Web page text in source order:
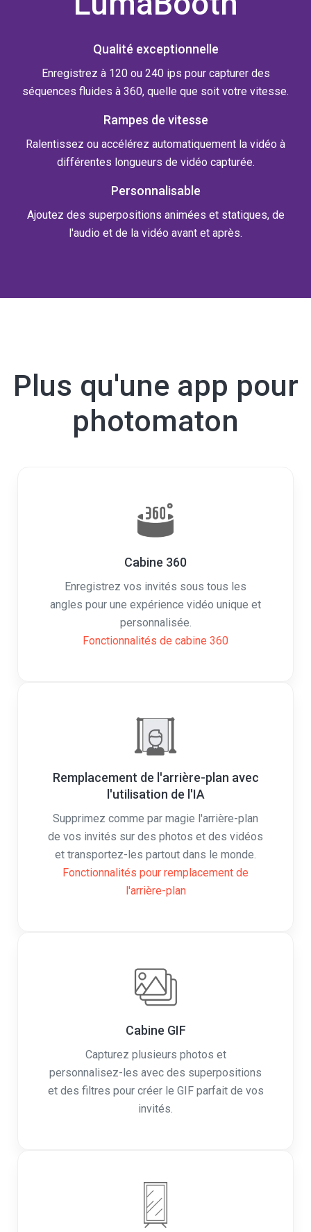
Enregistrez à 120 ou 240 ips pour capturer des
séquences fluides à 360, quelle que soit votre vitesse.
Rampes de vitesse
Ralentissez ou accélérez automatiquement la vidéo à
différentes longueurs de vidéo capturée.
Personnalisable
Ajoutez des superpositions animées et statiques, de
l'audio et de la vidéo avant et après.
photomaton
Cabine 360
Enregistrez vos invités sous tous les
angles pour une expérience vidéo unique et
personnalisée.
Fonctionnalités de cabine 360
Remplacement de l'arrière-plan avec
l'utilisation de l'IA
Supprimez comme par magie l'arrière-plan
de vos invités sur des photos et des vidéos
et transportez-les partout dans le monde.
Fonctionnalités pour remplacement de
l'arrière-plan
Cabine GIF
Capturez plusieurs photos et
personnalisez-les avec des superpositions
et des filtres pour créer le GIF parfait de vos
invités.
Cabine miroir